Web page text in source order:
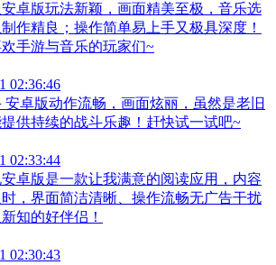
卓版玩法新颖，画面精美至极，音乐选
作精良；操作简单易上手又极具深度！
手游与音乐的玩家们~
02:36:46
安卓版动作流畅，画面炫丽，虽然是老旧
供持续的战斗乐趣！赶快试一试吧~
02:33:44
卓版是一款让我满意的阅读应用，内容
，界面简洁清晰、操作流畅无广告干扰
知的好伴侣！
02:30:43